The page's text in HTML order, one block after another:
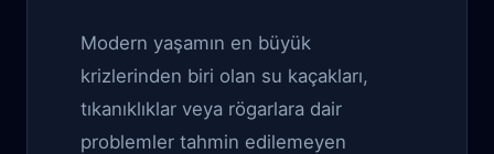
Modern yaşamın en büyük
krizlerinden biri olan su kaçakları,
tıkanıklıklar veya rögarlara dair
problemler tahmin edilemeyen